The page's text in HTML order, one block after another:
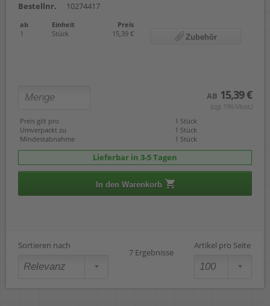
Bestellnr.
10274417
ab Einheit
Preis
1
Stück 15,39 € Zubehör
AB 15,39 €
(zzgl. 19% Mwst.)
Preis gilt pro
1 Stück
Umverpackt zu
1 Stück
Mindestabnahme
1 Stück
Lieferbar in 3-5 Tagen
In den Warenkorb
Sortieren nach
7 Ergebnisse
Artikel pro Seite